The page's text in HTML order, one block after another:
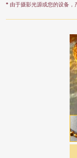
* 由于摄影光源或您的设备，